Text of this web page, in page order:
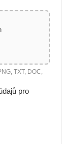
TXT, DOC,
pro